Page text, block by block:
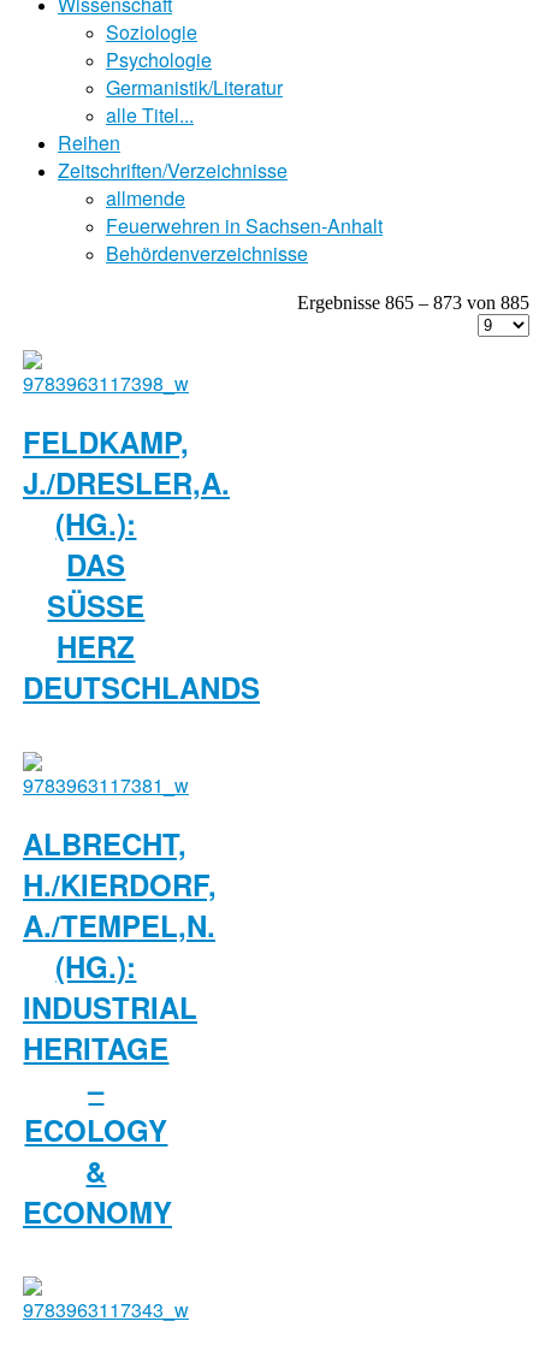
Soziologie
Psychologie
Germanistik/Literatur
alle Titel...
Reihen
Zeitschriften/Verzeichnisse
allmende
Feuerwehren in Sachsen-Anhalt
Behördenverzeichnisse
Ergebnisse 865 – 873 von 885
FELDKAMP,
J./DRESLER,A.
(HG.):
DAS
SÜSSE H
ERZ D
EUTSCHLANDS
ALBRECHT,
H./KIERDORF,
A./TEMPEL,N.
(HG.):
INDUSTRIAL
HERITAGE
–
ECOLOGY
&
ECONOMY